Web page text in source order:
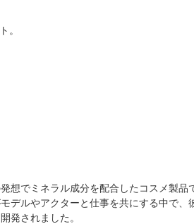
。
想でミネラル成分を配合したコスメ製品
デルやアクターと仕事を共にする中で、
発されました。